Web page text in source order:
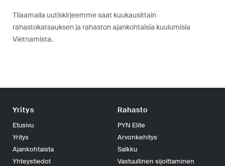
Tilaamalla uutiskirjeemme saat kuukausittain
rahastokatsauksen ja rahaston ajankohtaisia kuulumisia
Vietnamista.
Yritys
Etusivu
Yritys
Ajankohtaista
Yhteystiedot
Rahasto
PYN Elite
Arvonkehitys
Salkku
Vastuullinen sijoittaminen